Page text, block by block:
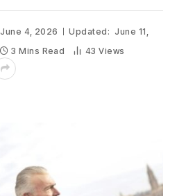
June 4, 2026 Updated: June 11,
3 Mins Read 43Views